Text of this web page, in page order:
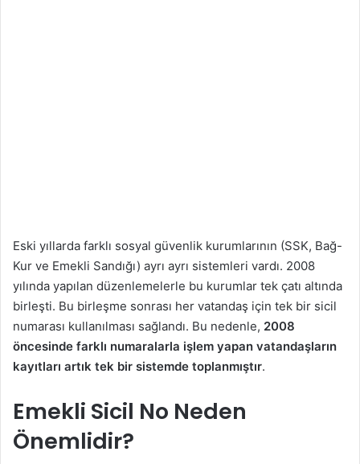
Eski yıllarda farklı sosyal güvenlik kurumlarının (SSK, Bağ-
Kur ve Emekli Sandığı) ayrı ayrı sistemleri vardı. 2008
yılında yapılan düzenlemelerle bu kurumlar tek çatı altında
birleşti. Bu birleşme sonrası her vatandaş için tek bir sicil
numarası kullanılması sağlandı. Bu nedenle, 2008
öncesinde farklı numaralarla işlem yapan vatandaşların
kayıtları artık tek bir sistemde toplanmıştır.
Emekli Sicil No Neden
Önemlidir?